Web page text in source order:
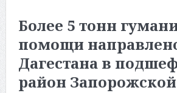
Более 5 тонн
помощи
Дагестана в
район